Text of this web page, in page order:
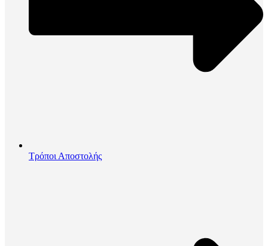
Τρόποι Αποστολής